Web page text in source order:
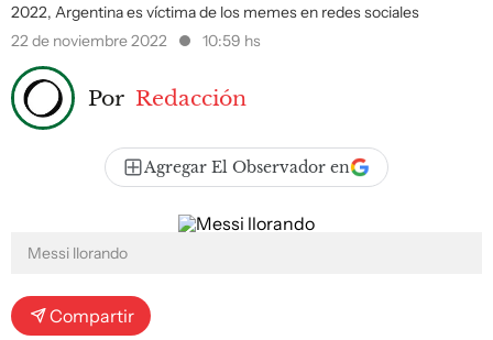
2022, Argentina es víctima de los memes en redes sociales
22 de noviembre 2022
10:59 hs
Por Redacción
Agregar El Observador en
Messi llorando
Compartir